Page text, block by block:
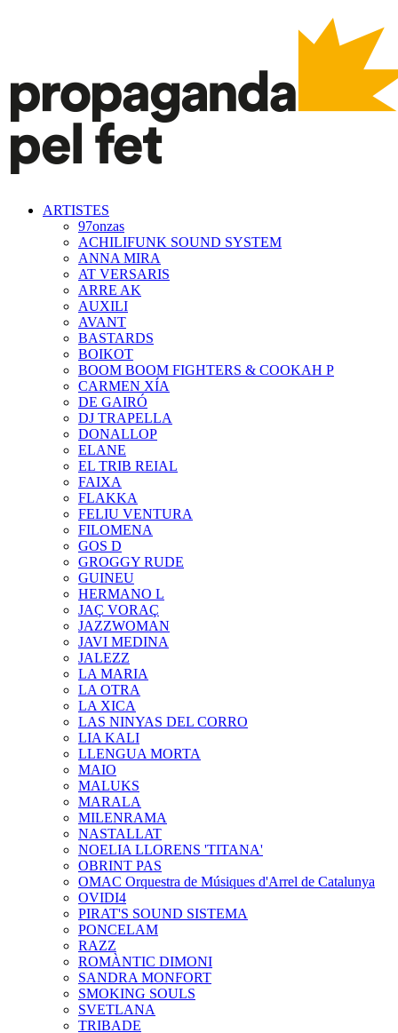
ARTISTES
97onzas
ACHILIFUNK SOUND SYSTEM
ANNA MIRA
AT VERSARIS
ARRE AK
AUXILI
AVANT
BASTARDS
BOIKOT
BOOM BOOM FIGHTERS & COOKAH P
CARMEN XÍA
DE GAIRÓ
DJ TRAPELLA
DONALLOP
ELANE
EL TRIB REIAL
FAIXA
FLAKKA
FELIU VENTURA
FILOMENA
GOS D
GROGGY RUDE
GUINEU
HERMANO L
JAÇ VORAÇ
JAZZWOMAN
JAVI MEDINA
JALEZZ
LA MARIA
LA OTRA
LA XICA
LAS NINYAS DEL CORRO
LIA KALI
LLENGUA MORTA
MAIO
MALUKS
MARALA
MILENRAMA
NASTALLAT
NOELIA LLORENS 'TITANA'
OBRINT PAS
OMAC Orquestra de Músiques d'Arrel de Catalunya
OVIDI4
PIRAT'S SOUND SISTEMA
PONCELAM
RAZZ
ROMÀNTIC DIMONI
SANDRA MONFORT
SMOKING SOULS
SVETLANA
TRIBADE